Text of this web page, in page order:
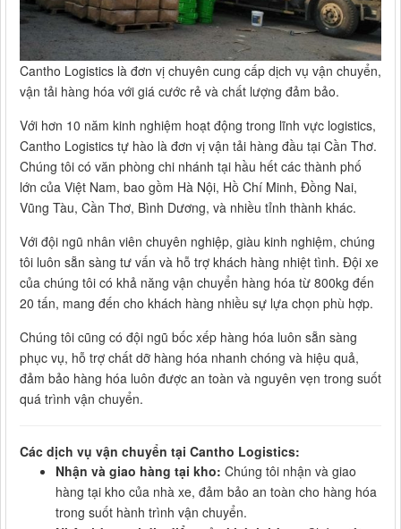
Cantho Logistics là đơn vị chuyên cung cấp dịch vụ vận chuyển,
vận tải hàng hóa với giá cước rẻ và chất lượng đảm bảo.
Với hơn 10 năm kinh nghiệm hoạt động trong lĩnh vực logistics,
Cantho Logistics tự hào là đơn vị vận tải hàng đầu tại Cần Thơ.
Chúng tôi có văn phòng chi nhánh tại hầu hết các thành phố
lớn của Việt Nam, bao gồm Hà Nội, Hồ Chí Minh, Đồng Nai,
Vũng Tàu, Cần Thơ, Bình Dương, và nhiều tỉnh thành khác.
Với đội ngũ nhân viên chuyên nghiệp, giàu kinh nghiệm, chúng
tôi luôn sẵn sàng tư vấn và hỗ trợ khách hàng nhiệt tình. Đội xe
của chúng tôi có khả năng vận chuyển hàng hóa từ 800kg đến
20 tấn, mang đến cho khách hàng nhiều sự lựa chọn phù hợp.
Chúng tôi cũng có đội ngũ bốc xếp hàng hóa luôn sẵn sàng
phục vụ, hỗ trợ chất dỡ hàng hóa nhanh chóng và hiệu quả,
đảm bảo hàng hóa luôn được an toàn và nguyên vẹn trong suốt
quá trình vận chuyển.
Các dịch vụ vận chuyển tại Cantho Logistics:
Nhận và giao hàng tại kho: Chúng tôi nhận và giao
hàng tại kho của nhà xe, đảm bảo an toàn cho hàng hóa
trong suốt hành trình vận chuyển.